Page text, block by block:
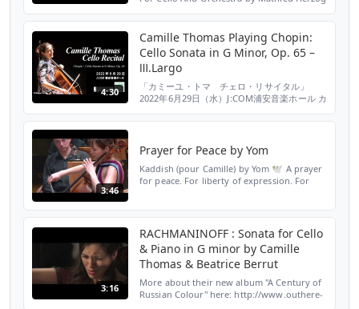
Martin MIRABEL Filmed ...
4:30
Camille Thomas Playing Chopin:
Cello Sonata in G Minor, Op. 65 –
Ⅲ.Largo
「カミーユ・トマ チェロ・リサイタル」
2022年6月29日（水）J:COM浦安音楽ホール カ
Recital" 29 June 2022 in Urayasu, Chiba
Cello: Camille ...
3:46
Prayer for Peace by Yom
Kaddish (pour Camille) by Yom 🕊 A prayer
for peace. For liberty of expression. For
3:16
RACHMANINOFF : Sonata for Cello
& Piano in G minor by Camille
Thomas & Beatrice Berrut
More about their new album "A Century of
Russian Colour" here: http://www.outhere-